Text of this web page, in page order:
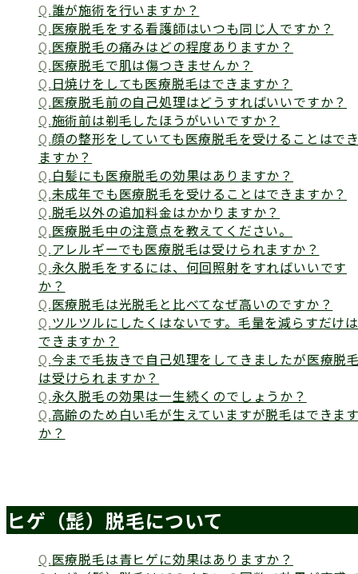
誰が施術を行いますか？
医療脱毛をする看護師はいつも同じ人ですか？
医療脱毛の痛みはどの程度ありますか？
医療脱毛で肌は傷つきませんか？
日焼けをしても医療脱毛はできますか？
医療脱毛前の自己処理はどうすればいいですか？
施術前は剃毛したほうがいいですか？
顔の整形をしていても医療脱毛を受けることはで
ますか？
白髪にも医療脱毛の効果はありますか？
未成年でも医療脱毛を受けることはできますか？
脱毛以外の追加料金はかかりますか？
医療脱毛中の注意点を教えてください。
アレルギーでも医療脱毛は受けられますか？
永久脱毛をするには、何回照射をすればいいです
か？
医療脱毛は光脱毛と比べてなぜ高いのですか？
ツルツルにしたくはないです。毛量を減らすだけは
できますか？
今まで毛抜きで自己処理をしてきましたが医療脱
は受けられますか？
永久脱毛の効果は一生続くのでしょうか？
高齢のため白い毛が生えていますが脱毛はできま
か？
ヒゲ（髭）脱毛について
医療脱毛は青ヒゲに効果はありますか？